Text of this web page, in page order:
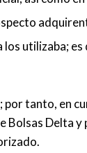
utilizaba;
tanto, en